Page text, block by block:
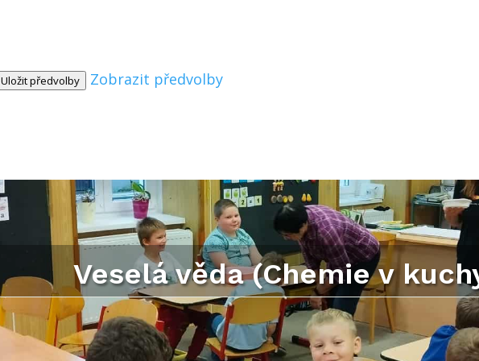
Uložit předvolby
Zobrazit předvolby
Veselá věda (Chemie v